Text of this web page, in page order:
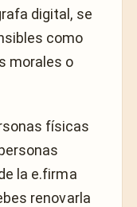
digital, se
como
morales o
físicas
la e.firma
renovarla